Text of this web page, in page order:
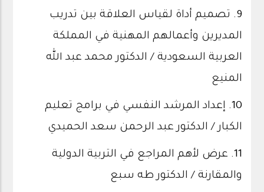
9.
تصميم أداة لقياس العلاقة بين تدريب
المديرين وأعمالهم المهنية في المملكة
العربية السعودية / الدكتور محمد عبد الله
المنيع
10. إعداد المرشد النفسي في برامج تعليم
الكبار / الدكتور عبد الرحمن سعد الحميدي
11. عرض لأهم المراجع في التربية الدولية
والمقارنة / الدكتور طه سبع